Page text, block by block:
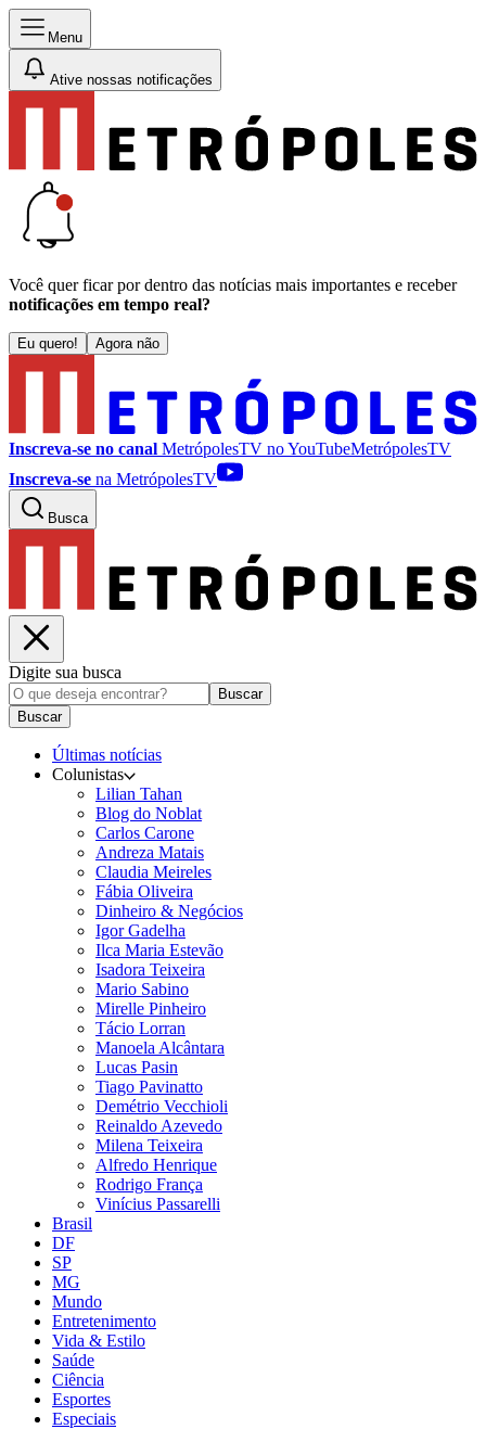
Menu
Ative nossas notificações
Você quer ficar por dentro das notícias mais importantes e receber
notificações em tempo real?
Eu quero! Agora não
Inscreva-se no canal MetrópolesTV noYouTubeMetrópolesTV
Inscreva-se na MetrópolesTV
Busca
Digite sua busca
Buscar
Buscar
Últimas notícias
Colunistas
Lilian Tahan
Blog do Noblat
Carlos Carone
Andreza Matais
Claudia Meireles
Fábia Oliveira
Dinheiro & Negócios
Igor Gadelha
Ilca Maria Estevão
Isadora Teixeira
Mario Sabino
Mirelle Pinheiro
Tácio Lorran
Manoela Alcântara
Lucas Pasin
Tiago Pavinatto
Demétrio Vecchioli
Reinaldo Azevedo
Milena Teixeira
Alfredo Henrique
Rodrigo França
Vinícius Passarelli
Brasil
DF
SP
MG
Mundo
Entretenimento
Vida & Estilo
Saúde
Ciência
Esportes
Especiais